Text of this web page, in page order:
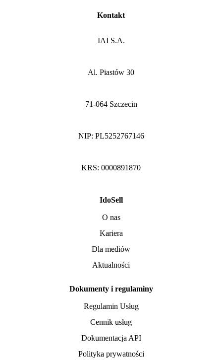
Kontakt
IAI S.A.
Al. Piastów 30
71-064 Szczecin
NIP: PL5252767146
KRS: 0000891870
IdoSell
O nas
Kariera
Dla mediów
Aktualności
Dokumenty i regulaminy
Regulamin Usług
Cennik usług
Dokumentacja API
Polityka prywatności